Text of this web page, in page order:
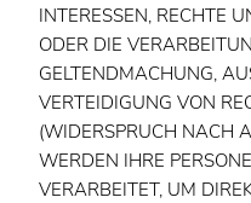
INTERESSEN, RECHTE
ODER DIE
GELTENDMACHUNG,
VERTEIDIGUNG VON
(WIDERSPRUCH NACH
WERDEN IHRE
VERARBEITET, UM